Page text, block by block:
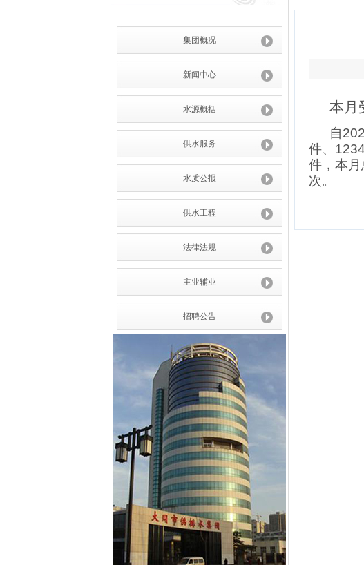
本月
自202
件、
件，本
次。
集团概况
新闻中心
水源概括
供水服务
水质公报
供水工程
法律法规
主业辅业
招聘公告